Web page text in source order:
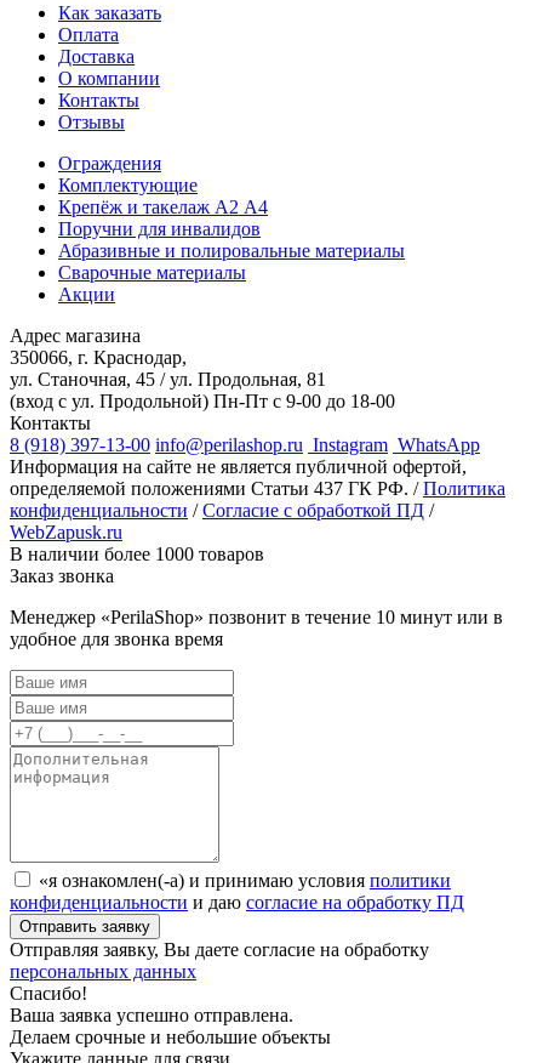
Как заказать
Оплата
Доставка
О компании
Контакты
Отзывы
Ограждения
Комплектующие
Крепёж и такелаж А2 А4
Поручни для инвалидов
Абразивные и полировальные материалы
Сварочные материалы
Акции
Адрес магазина
350066, г. Краснодар,
ул. Станочная, 45 / ул. Продольная, 81
(вход с ул. Продольной) Пн-Пт с 9-00 до 18-00
Контакты
8 (918) 397-13-00 info@perilashop.ru Instagram WhatsApp
Информация на сайте не является публичной офертой,
определяемой положениями Статьи 437 ГК РФ. /Политика
конфиденциальности /Согласие с обработкой ПД /
WebZapusk.ru
В наличии более 1000 товаров
Заказ звонка
Менеджер «PerilaShop» позвонит в течение 10 минут или в
удобное для звонка время
«я ознакомлен(-а) и принимаю условия политики
конфиденциальности и даю согласие на обработку ПД
Отправляя заявку, Вы даете согласие на обработку
персональных данных
Спасибо!
Ваша заявка успешно отправлена.
Делаем срочные и небольшие объекты
Укажите данные для связи